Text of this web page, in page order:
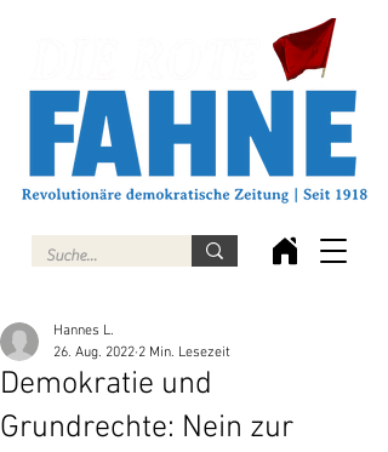
Demokratie und
Grundrechte: Nein zur
Hannes L.
26. Aug. 2022 2 Min. Lesezeit